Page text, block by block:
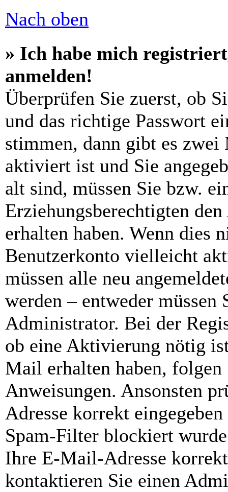
Nach oben
» Ich habe mich
anmelden!
Überprüfen Sie zuerst, ob
und das richtige Passwort
stimmen, dann gibt es
aktiviert ist und Sie
alt sind, müssen Sie bzw.
Erziehungsberechtigten
erhalten haben. Wenn dies
Benutzerkonto vielleicht
müssen alle neu
werden – entweder müssen
Administrator. Bei der
ob eine Aktivierung nötig
Mail erhalten haben, folgen
Anweisungen. Ansonsten
Adresse korrekt
Spam-Filter blockiert
Ihre E-Mail-Adresse
kontaktieren Sie einen